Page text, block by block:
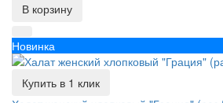
В корзину
Новинка
Купить в 1 клик